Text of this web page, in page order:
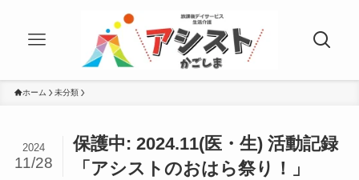
ホーム 未分類
保護中: 2024.11(医・生) 活動記録
「アシストのおはら祭り！」
2024
11/28